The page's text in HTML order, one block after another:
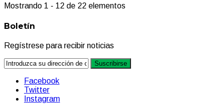
Mostrando 1 - 12 de 22 elementos
Boletín
Regístrese para recibir noticias
Suscribirse
Facebook
Twitter
Instagram